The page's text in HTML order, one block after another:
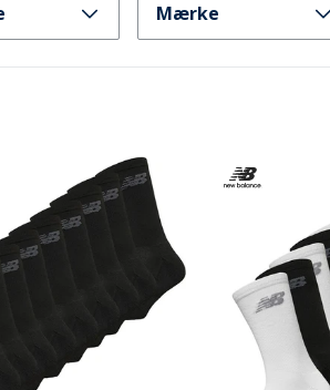
Mærke